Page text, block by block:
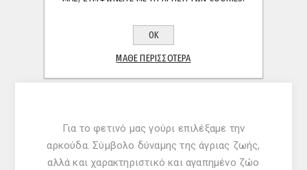
ΚΡΙΤΙΚΈΣ
Για το φετινό μας γούρι επιλέξαμε την
αρκούδα. Σύμβολο δύναμης της άγριας ζωής,
αλλά και χαρακτηριστικό και αγαπημένο ζώο
ΟΚ
ΜΆΘΕ ΠΕΡΙΣΣΌΤΕΡΑ